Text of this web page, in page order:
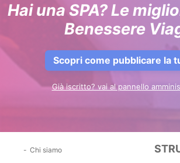
Hai una SPA? Le
Benessere
Scopri come pubblicare la
Già iscritto? vai al pannello
Chi siamo